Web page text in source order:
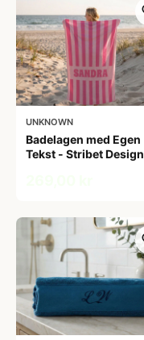
UNKNOWN
Badelagen med Egen
Tekst - Stribet Design